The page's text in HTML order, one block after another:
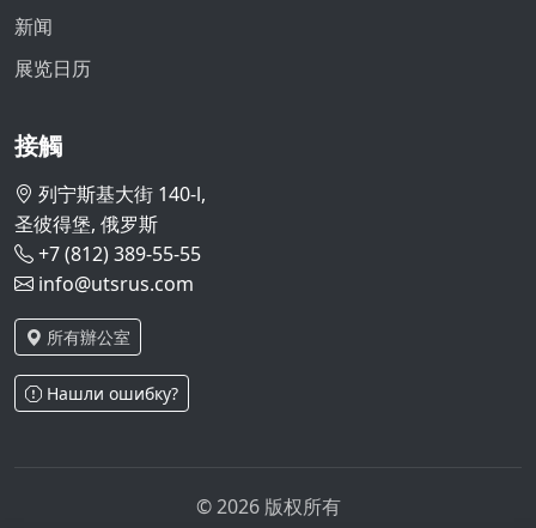
新闻
展览日历
接觸
列宁斯基大街 140-l,
圣彼得堡, 俄罗斯
+7 (812) 389-55-55
info@utsrus.com
所有辦公室
Нашли ошибку?
© 2026 版权所有